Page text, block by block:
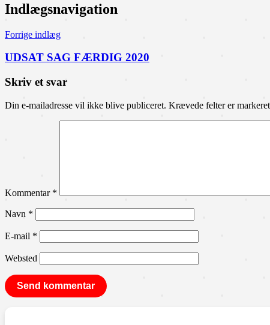
Indlægsnavigation
Forrige indlæg
UDSAT SAG FÆRDIG 2020
Skriv et svar
Din e-mailadresse vil ikke blive publiceret. Krævede felter er
Kommentar *
Navn *
E-mail *
Websted